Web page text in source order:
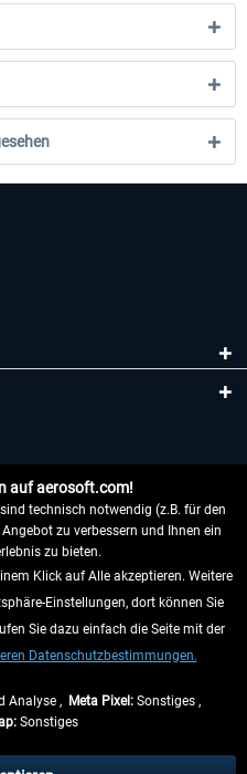
auf aerosoft.com!
technisch notwendig (z.B. für den
zu verbessern und Ihnen ein
zu bieten.
Klick auf Alle akzeptieren. Weitere
Einstellungen, dort können Sie
Sie dazu einfach die Seite mit der
Datenschutzbestimmungen.
Analyse , Meta Pixel:Sonstiges ,
Sonstiges